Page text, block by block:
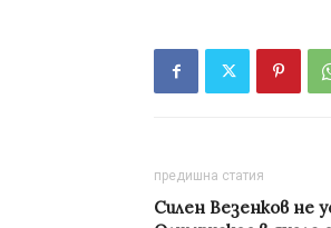
предишна статия
Силен Везенков не